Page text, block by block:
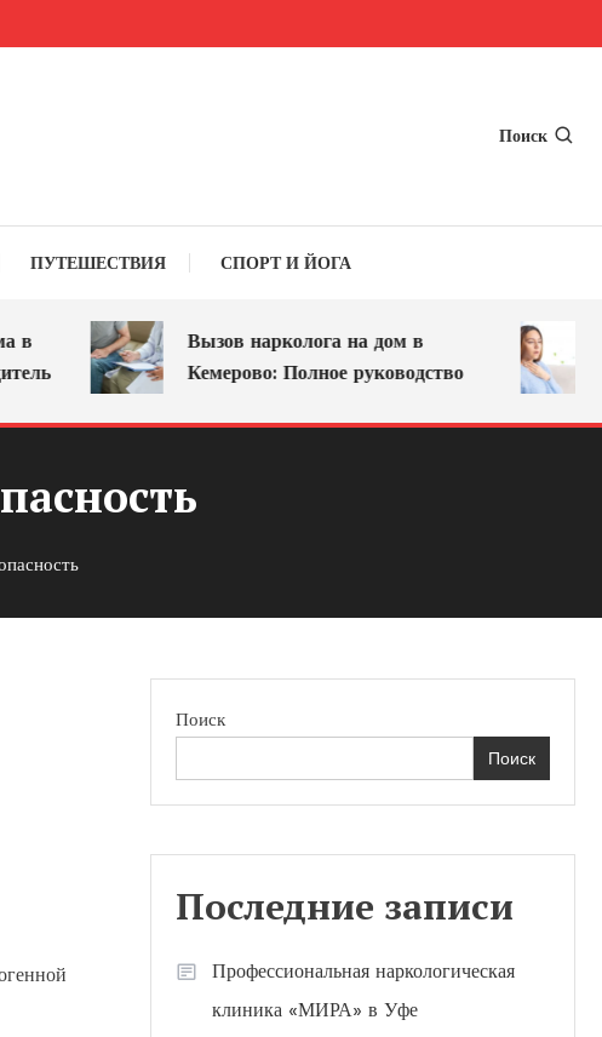
Поиск
ПУТЕШЕСТВИЯ СПОРТ И ЙОГА
Вызов нарколога на дом в
Кемерово: Полное руководство
Поиск
Поиск
Последние записи
Профессиональная наркологическая
клиника «МИРА» в Уфе